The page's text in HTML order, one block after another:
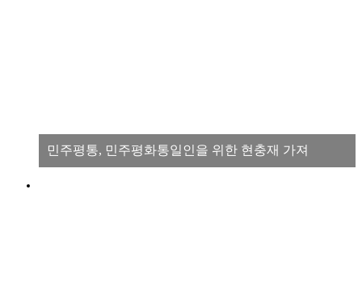
민주평통, 민주평화통일인을 위한 현충재 가져